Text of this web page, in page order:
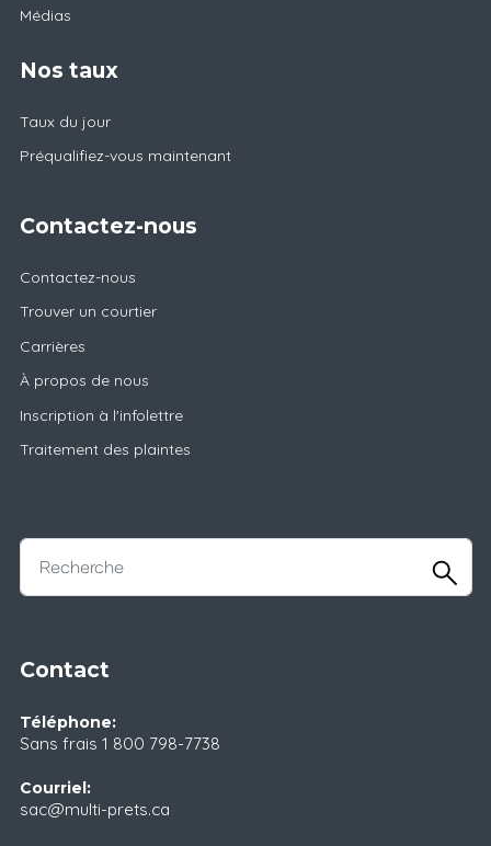
Médias
Nos taux
Taux du jour
Préqualifiez-vous maintenant
Contactez-nous
Contactez-nous
Trouver un courtier
Carrières
À propos de nous
Inscription à l'infolettre
Traitement des plaintes
Contact
Téléphone:
Sans frais 1 800 798-7738
Courriel:
sac@multi-prets.ca